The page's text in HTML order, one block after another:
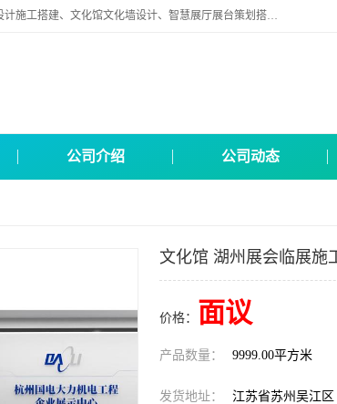
苏州映江南空间营造设计有限公司位于江苏省苏州市,是一家以从事建筑装饰、展馆展厅策划设计施工搭建、文化馆文化墙设计、智慧展厅展台策划搭建和其他建筑装饰装修业为主的企业。
公司介绍 公司动态
文化馆 湖州展会临展施
价格： 面议
产品数量： 9999.00平方米
发货地址： 江苏省苏州吴江区